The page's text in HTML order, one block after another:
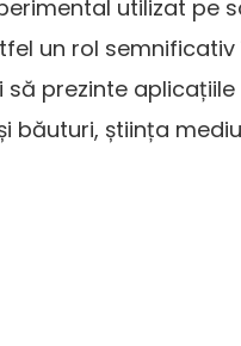
utilizat pe
un rol semnificativ
prezinte
băuturi, știința